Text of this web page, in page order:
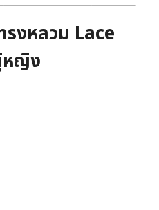
รงหลวม Lace
หญิง